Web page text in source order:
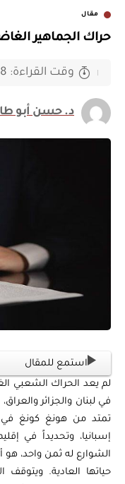
مقال
حراك الجماهير
د. حسن أبو
وقت القراءة: 8 دقيقة
استمع للمقال
لم يعد الحراك الشعبي
في لبنان والجزائر
تمتد من هونغ كونغ في
إسبانيا، وتحديداً في
الشوارع له ثمن واحد، هو
حياتها العادية. ويتوقف